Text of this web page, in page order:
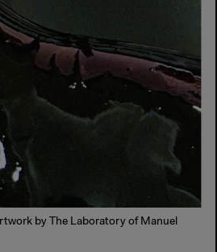
by The Laboratory of Manuel